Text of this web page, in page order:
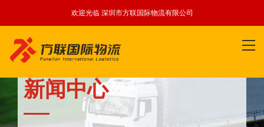
欢迎光临 深圳市方联国际物流有限公司
新闻中心